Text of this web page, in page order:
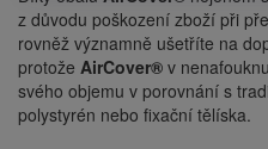
z důvodu poškození zboží při
rovněž významně ušetříte na
protože AirCover® v
svého objemu v porovnání s
polystyrén nebo fixační tělíska.